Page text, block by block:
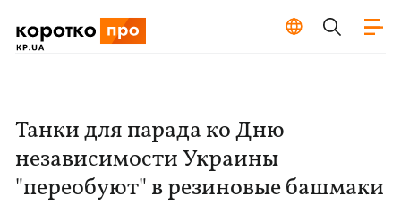
Танки для парада ко Дню
независимости Украины
"переобуют" в резиновые башмаки